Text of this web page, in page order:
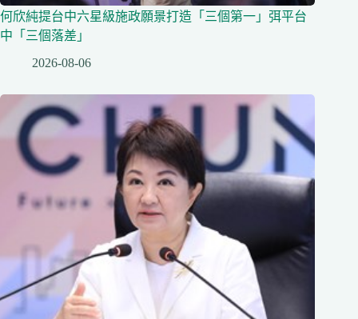
何欣純提台中六星級施政願景打造「三個第一」弭平台
中「三個落差」
2026-08-06